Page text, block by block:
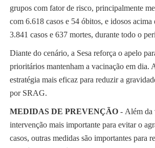
grupos com fator de risco, principalmente
com 6.618 casos e 54 óbitos, e idosos acima
3.841 casos e 637 mortes, durante todo o
Diante do cenário, a Sesa reforça o apelo
prioritários mantenham a vacinação em dia.
estratégia mais eficaz para reduzir a
por SRAG.
MEDIDAS DE PREVENÇÃO- Além da
intervenção mais importante para evitar o
casos, outras medidas são importantes para